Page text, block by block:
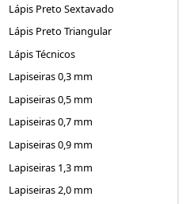
Lápis Preto Sextavado
Lápis Preto Triangular
Lápis Técnicos
Lapiseiras 0,3 mm
Lapiseiras 0,5 mm
Lapiseiras 0,7 mm
Lapiseiras 0,9 mm
Lapiseiras 1,3 mm
Lapiseiras 2,0 mm